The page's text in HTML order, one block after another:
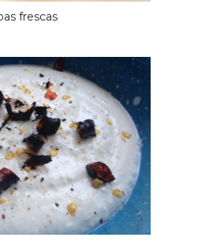
frescas